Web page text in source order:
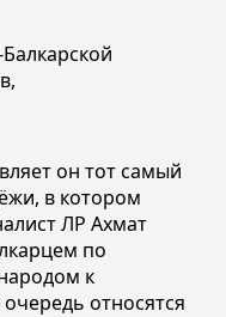
он тот самый
в котором
ЛР Ахмат
по
к
относятся